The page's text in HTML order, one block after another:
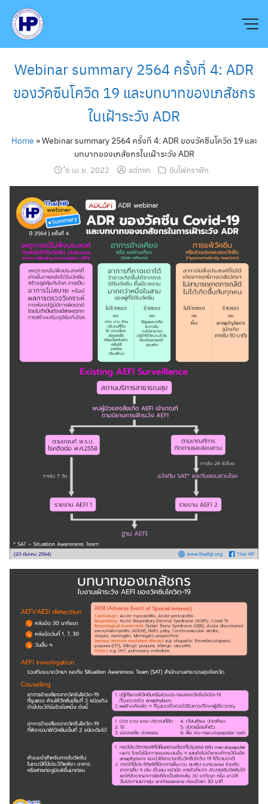
content
Search
for:
Search
Webinar summary 2564 ครั้งที่ 4: ADR
ของวัคซีนโควิด 19 และบทบาทของเภสัชกร
ในเฝ้าระวัง ADR
Home »Webinar summary 2564 ครั้งที่ 4: ADR ของวัคซีนโควิด 19 และ
บทบาทของเภสัชกรในเฝ้าระวัง ADR
๋6 เม.ย. 2022 admin อินโฟกราฟิก